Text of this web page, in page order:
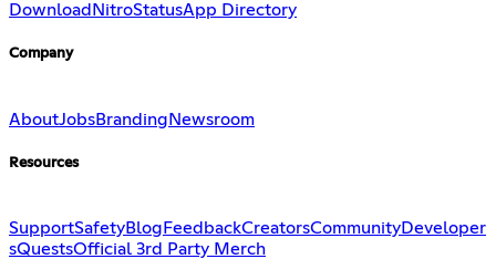
Download NitroStatusApp Directory
Company
AboutJobsBranding Newsroom
Resources
SupportSafetyBlog FeedbackCreatorsCommunityDeveloper
sQuestsOfficial 3rd Party Merch